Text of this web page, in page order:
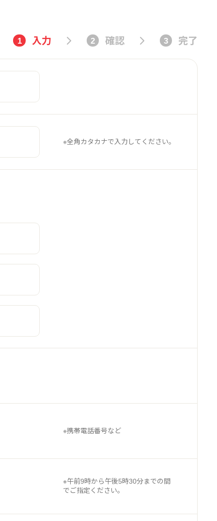
ーツが入会を承認したこととはみなされませ
と判断し選択するカテゴリに含まれる情報の
ることがあります。
りません。
ンターネット接続機器」といいます。）をご
い関与いたしておりません。
ビスを受けるに際して利用するプログラム
日本国内において利用する非独占的、譲渡不
1 入力 2 確認 3 完了
※全角カタカナで入力してください。
※携帯電話番号など
※午前9時から午後5時30分までの間
でご指定ください。